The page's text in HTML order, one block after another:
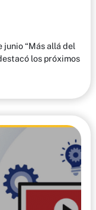
junio “Más allá del
los próximos